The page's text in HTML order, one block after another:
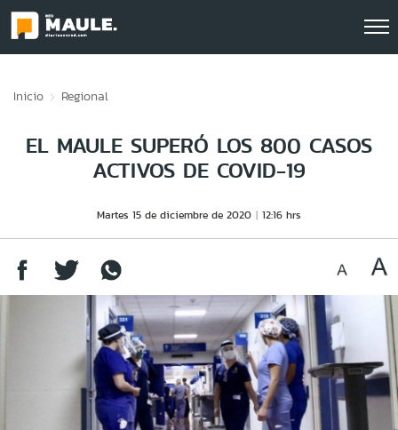
Inicio Regional
EL MAULE SUPERÓ LOS 800 CASOS
ACTIVOS DE COVID-19
Martes 15 de diciembre de 2020 12:16 hrs